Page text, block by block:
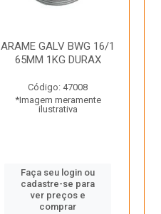
ARAME GALV BWG 16/1
65MM 1KG DURAX
Código: 47008
*Imagem meramente
ilustrativa
Faça seu login ou
cadastre-se para
ver preços e
comprar